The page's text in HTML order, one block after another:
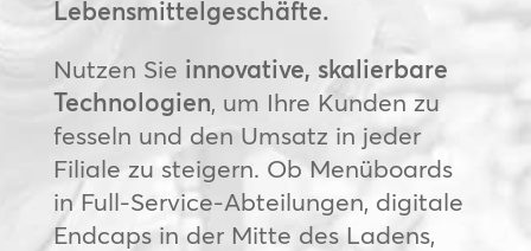
Lebensmittelgeschäfte.
Nutzen Sie innovative, skalierbare
Technologien, um Ihre Kunden zu
fesseln und den Umsatz in jeder
Filiale zu steigern. Ob Menüboards
in Full-Service-Abteilungen, digitale
Endcaps in der Mitte des Ladens,